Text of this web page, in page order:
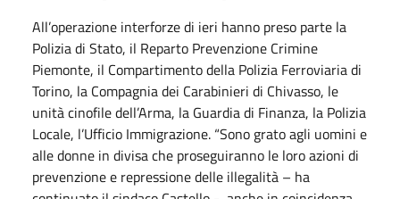
All’operazione interforze di ieri hanno preso parte la
Polizia di Stato, il Reparto Prevenzione Crimine
Piemonte, il Compartimento della Polizia Ferroviaria di
Torino, la Compagnia dei Carabinieri di Chivasso, le
unità cinofile dell’Arma, la Guardia di Finanza, la Polizia
Locale, l’Ufficio Immigrazione. “Sono grato agli uomini e
alle donne in divisa che proseguiranno le loro azioni di
prevenzione e repressione delle illegalità – ha